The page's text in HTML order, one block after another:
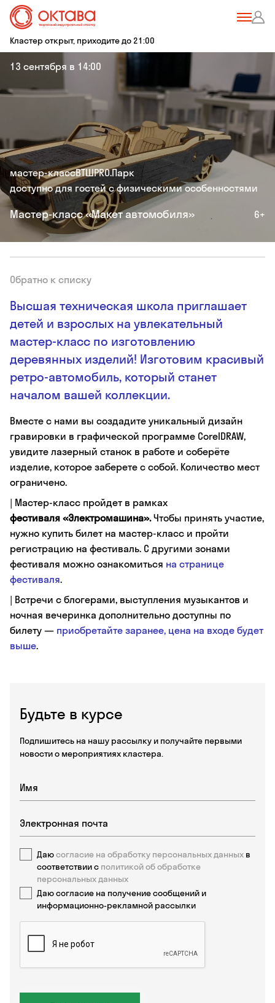
Кластер открыт, приходите до 21:00
13 сентября в 14:00
мастер-классВТШPRO.Парк
доступно для гостей с физическими особенностями
Мастер-класс «Макет автомобиля» 6+
Будьте в курсе
Подпишитесь на нашу рассылку и получайте первыми
новости о мероприятиях кластера.
Даюсогласие на обработку персональных данных в
соответствии с политикой об обработке
персональных данных
Даю согласие на получение сообщений и
информационно-рекламной рассылки
Высшая техническая школа приглашает
детей и взрослых на увлекательный
мастер-класс по изготовлению
деревянных изделий! Изготовим красивый
ретро-автомобиль, который станет
началом вашей коллекции.
Вместе с нами вы создадите уникальный дизайн
гравировки в графической программе CorelDRAW,
увидите лазерный станок в работе и соберёте
изделие, которое заберете с собой. Количество мест
ограничено.
| Мастер-класс пройдет в рамках
фестиваля «Электромашина».Чтобы принять участие,
нужно купить билет на мастер-класс и пройти
регистрацию на фестиваль. С другими зонами
фестиваля можно ознакомиться на странице
фестиваля.
| Встречи с блогерами, выступления музыкантов и
ночная вечеринка дополнительно доступны по
билету — приобретайте заранее, цена на входе будет
выше.
Обратно к списку